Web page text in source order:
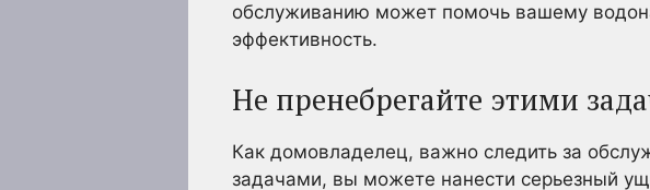
обслуживанию может помочь вашему
эффективность.
Не пренебрегайте этими
Как домовладелец, важно следить за
задачами, вы можете нанести серьезный